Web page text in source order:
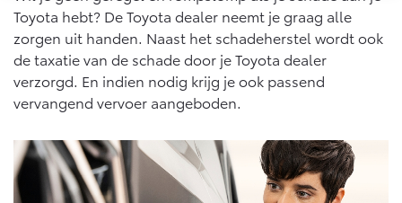
Corolla Cross
HYBRIDE
Vanaf € 39.995,-
Toyota C-HR
OOK ALS PLUG-IN
HYBRIDE
Vanaf € 36.495,-
10 jaar batterijgarantie
Toyota fabrieksgarantie
Onderdelen & Accessoires
Onderdelen
Accessoires
Banden
Energie en slim laden
Verzekeren
Toyota Hybride Autoverzekering
Bedrijfswagens
Bedrijfswagens op maat
Financieren of leasen
Toyota hebt? De Toyota dealer neemt je graag alle
zorgen uit handen. Naast het schadeherstel wordt ook
de taxatie van de schade door je Toyota dealer
verzorgd. En indien nodig krijg je ook passend
vervangend vervoer aangeboden.